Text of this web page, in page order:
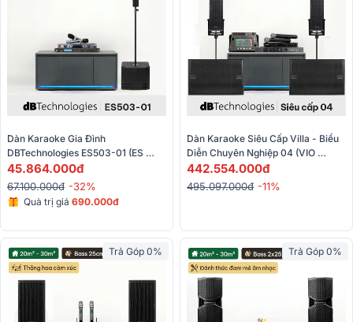
Dàn Karaoke Gia Đình
DBTechnologies ES503-01 (ES
503, JBL VX9, BBS S290D)
45.864.000đ
67.100.000đ -32%
Quà trị giá 690.000đ
Dàn Karaoke Siêu Cấp Villa - Biểu
Diễn Chuyên Nghiệp 04 (VIO
X206-100, VIO S115, Allen & Heath
442.554.000đ
495.097.000đ -11%
Trả Góp 0% Trả Góp 0%